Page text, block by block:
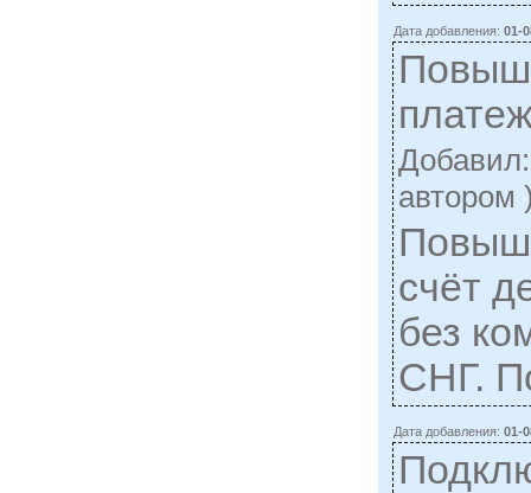
Дата добавления:01-
автором
счёт
без
СНГ.
Дата добавления:01-